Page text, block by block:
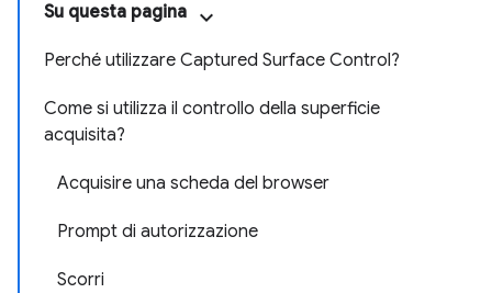
Su questa pagina
Perché utilizzare Captured Surface Control?
Come si utilizza il controllo della superficie
acquisita?
Acquisire una scheda del browser
Prompt di autorizzazione
Scorri